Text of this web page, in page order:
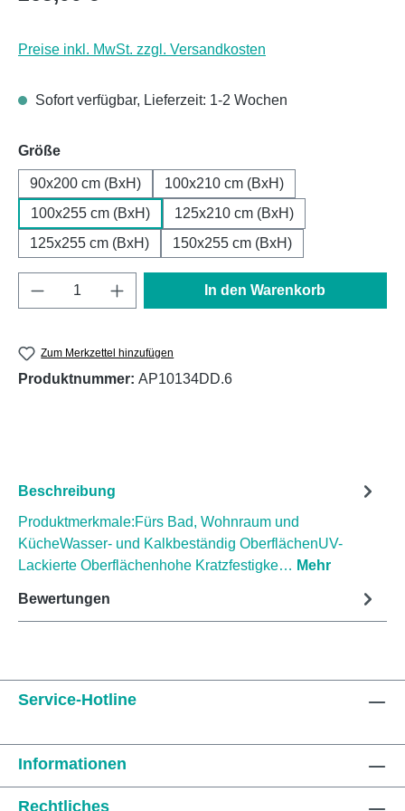
Preise inkl. MwSt. zzgl. Versandkosten
Sofort verfügbar, Lieferzeit: 1-2 Wochen
Größeauswählen
90x200 cm (BxH)
100x210 cm (BxH)
100x255 cm (BxH)
125x210 cm (BxH)
125x255 cm (BxH)
150x255 cm (BxH)
Produkt Anzahl: Gib den gewünschten
In den Warenkorb
Zum Merkzettel hinzufügen
Produktnummer: AP10134DD.6
Beschreibung
Produktmerkmale:Fürs Bad, Wohnraum und
KücheWasser- und Kalkbeständig OberflächenUV-
Lackierte Oberflächenhohe Kratzfestigke… Mehr
Bewertungen
Service-Hotline
Informationen
Rechtliches